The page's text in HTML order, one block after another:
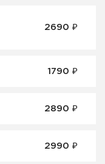
2690 ₽
1790 ₽
2890 ₽
2990 ₽